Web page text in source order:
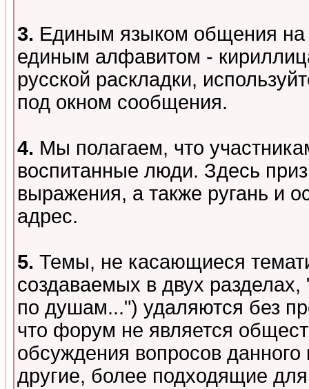
3. Единым языком общения на
единым алфавитом -
русской раскладки,
под окном сообщения.
4. Мы полагаем, что
воспитанные люди. Здесь
выражения, а также ругань и
адрес.
5. Темы, не касающиеся
создаваемых в двух
по душам...") удаляются без
что форум не является
обсуждения вопросов данного
другие, более подходящие для